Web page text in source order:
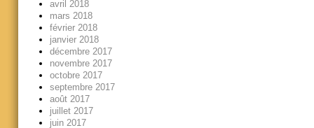
avril 2018
mars 2018
février 2018
janvier 2018
décembre 2017
novembre 2017
octobre 2017
septembre 2017
août 2017
juillet 2017
juin 2017